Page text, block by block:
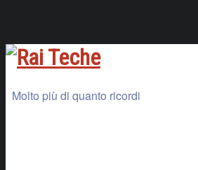
Molto più di quanto ricordi